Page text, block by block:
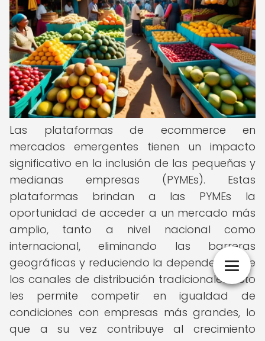
Las plataformas de ecommerce en
mercados emergentes tienen un impacto
significativo en la inclusión de las pequeñas y
medianas empresas (PYMEs). Estas
plataformas brindan a las PYMEs la
oportunidad de acceder a un mercado más
amplio, tanto a nivel nacional como
internacional, eliminando las barreras
geográficas y reduciendo la dependencia de
los canales de distribución tradicionales. Esto
les permite competir en igualdad de
condiciones con empresas más grandes, lo
que a su vez contribuye al crecimiento